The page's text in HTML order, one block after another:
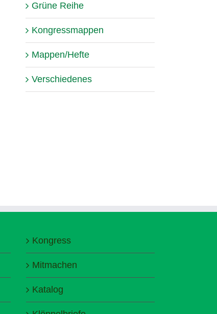
Grüne Reihe
Kongressmappen
Mappen/Hefte
Verschiedenes
Kongress
Mitmachen
Katalog